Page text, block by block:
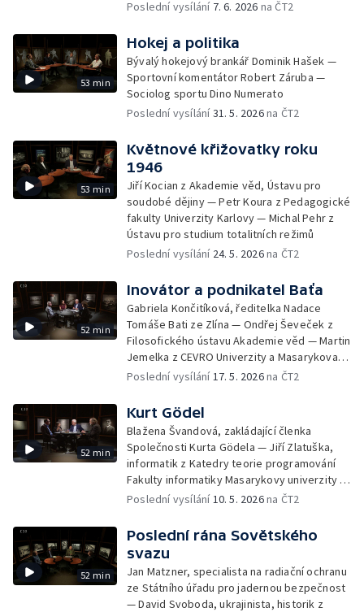
Poslední vysílání 7. 6. 2026 na ČT2
53 min
Hokej a politika
Bývalý hokejový brankář Dominik Hašek —
Sportovní komentátor Robert Záruba —
Sociolog sportu Dino Numerato
Poslední vysílání31. 5. 2026na ČT2
53 min
Květnové křižovatky roku
1946
Jiří Kocian z Akademie věd, Ústavu pro
soudobé dějiny — Petr Koura z Pedagogické
fakulty Univerzity Karlovy — Michal Pehr z
Ústavu pro studium totalitních režimů
Poslední vysílání 24. 5. 2026na ČT2
52 min
Inovátor a podnikatel Baťa
Gabriela Končitíková, ředitelka Nadace
Tomáše Bati ze Zlína — Ondřej Ševeček z
Filosofického ústavu Akademie věd — Martin
Jemelka z CEVRO Univerzity a Masarykova
ústavu — a Archivu Akademie věd
Poslední vysílání17. 5. 2026na ČT2
52 min
Kurt Gödel
Blažena Švandová, zakládající členka
Společnosti Kurta Gödela — Jiří Zlatuška,
informatik z Katedry teorie programování
Fakulty informatiky Masarykovy univerzity —
Jiří Raclavský, logik a filozof z Katedry
univerzity
Poslední vysílání10. 5. 2026na ČT2
52 min
Poslední rána Sovětského
svazu
Jan Matzner, specialista na radiační ochranu
ze Státního úřadu pro jadernou bezpečnost
— David Svoboda, ukrajinista, historik z